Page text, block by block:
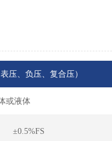
压、负压、复合压）
或液体
±0.5%FS